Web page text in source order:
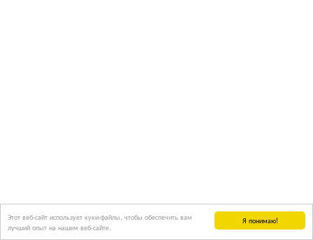
Я понимаю!
Этот веб-сайт использует куки-файлы, чтобы обеспечить вам
лучший опыт на нашем веб-сайте.